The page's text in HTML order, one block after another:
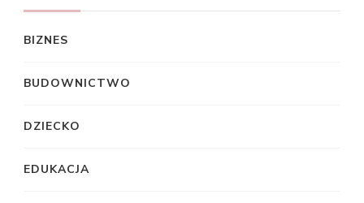
BIZNES
BUDOWNICTWO
DZIECKO
EDUKACJA